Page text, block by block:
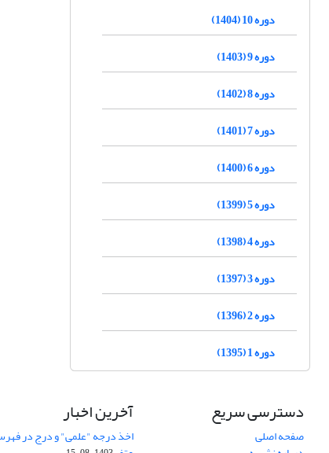
دوره 10 (1404)
دوره 9 (1403)
دوره 8 (1402)
دوره 7 (1401)
دوره 6 (1400)
دوره 5 (1399)
دوره 4 (1398)
دوره 3 (1397)
دوره 2 (1396)
دوره 1 (1395)
دسترسی سریع
صفحه اصلی
آخرین اخبار
اخذ درجه "علمی" و درج در